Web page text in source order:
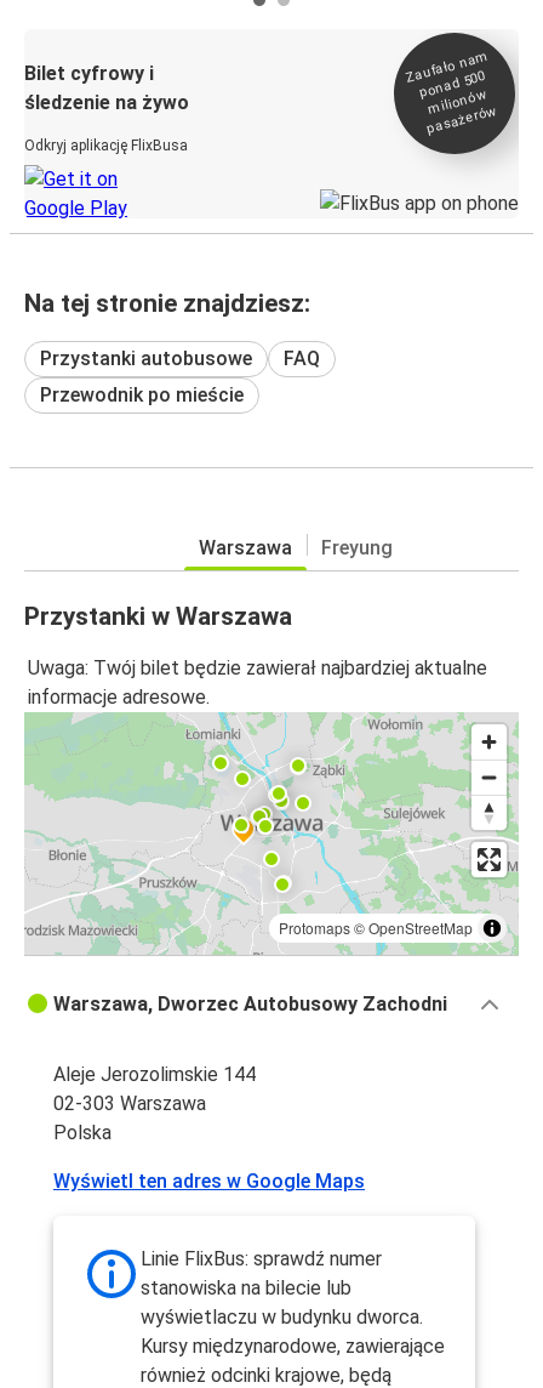
Bilet cyfrowy i
śledzenie na żywo
Odkryj aplikację FlixBusa
Zaufało na
m
ponad 500
milionó
w
pasażeró
w
Na tej stronie znajdziesz:
Przystanki autobusowe
FAQ
Przewodnik po mieście
Warszawa Freyung
Przystanki w Warszawa
Uwaga: Twój bilet będzie zawierał najbardziej aktualne
informacje adresowe.
Protomaps©OpenStreetMap
Warszawa, Dworzec Autobusowy Zachodni
Aleje Jerozolimskie 144
02-303 Warszawa
Polska
Wyświetl ten adres w Google Maps
Linie FlixBus: sprawdź numer
stanowiska na bilecie lub
wyświetlaczu w budynku dworca.
Kursy międzynarodowe, zawierające
również odcinki krajowe, będą